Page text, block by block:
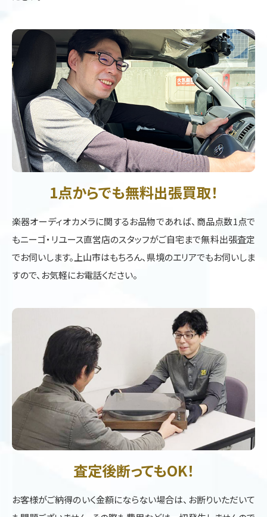
1点からでも無料出張買取！
楽器オーディオカメラに関するお品物であれば、商品点数1点で
もニーゴ・リユース直営店のスタッフがご自宅まで無料出張査定
でお伺いします。上山市はもちろん、県境のエリアでもお伺いしま
すので、お気軽にお電話ください。
査定後断ってもOK！
お客様がご納得のいく金額にならない場合は、お断りいただいて